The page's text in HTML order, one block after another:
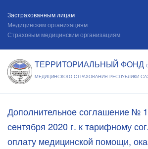
Застрахованным лицам
Медицинским организациям
Страховым медицинским организациям
ТЕРРИТОРИАЛЬНЫЙ ФОНД
МЕДИЦИНСКОГО СТРАХОВАНИЯ РЕСПУБЛИКИ
Дополнительное соглашение №
сентября 2020 г. к тарифному
оплату медицинской помощи,